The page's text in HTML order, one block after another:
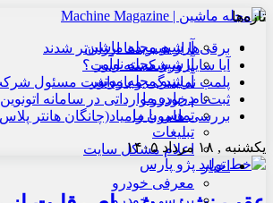
آرشیو مجله ماشین
آرشیو مجله نوآور
آرشیو مجله موتور
درباره ما
تماس با ما
تبلیغات
اعلام مشکل سایت
اخبار
معرفی خودرو
بررسی خودرو
تازه‌ها
برقی‌ها از هیبریدها ارزان‌تر شدند
آیا سایپا ورشکسته است؟
پلمب نمایندگی و بازداشت مسئول
ثبت‌نام خودرو وارداتی در سامانه اتونوین
بررسی هامون زامیاد(چانگان هانتر
یکشنبه , ۱۸ مرداد ۱۴۰۵